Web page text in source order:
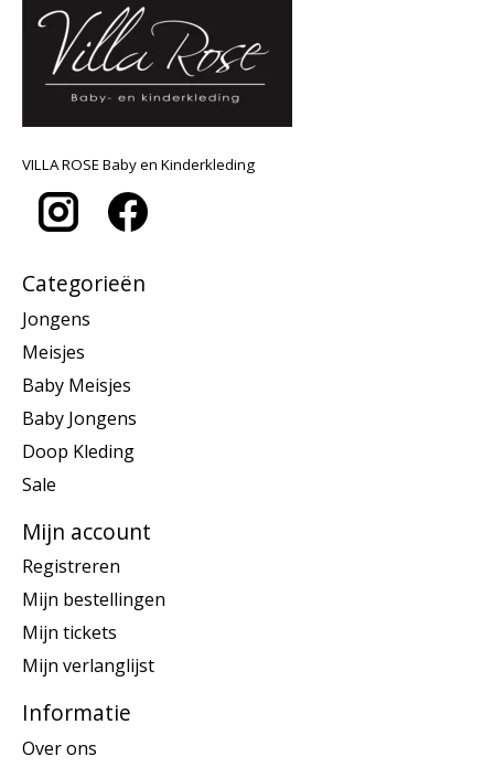
VILLA ROSE Baby en Kinderkleding
Categorieën
Jongens
Meisjes
Baby Meisjes
Baby Jongens
Doop Kleding
Sale
Mijn account
Registreren
Mijn bestellingen
Mijn tickets
Mijn verlanglijst
Informatie
Over ons